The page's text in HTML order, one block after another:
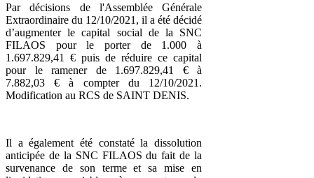
Par décisions de l'Assemblée Générale
Extraordinaire du 12/10/2021, il a été décidé
d’augmenter le capital social de la SNC
FILAOS pour le porter de 1.000 à
1.697.829,41 € puis de réduire ce capital
pour le ramener de 1.697.829,41 € à
7.882,03 € à compter du 12/10/2021.
Modification au RCS de SAINT DENIS.
Il a également été constaté la dissolution
anticipée de la SNC FILAOS du fait de la
survenance de son terme et sa mise en